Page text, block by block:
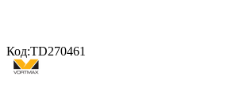
Код:TD270461